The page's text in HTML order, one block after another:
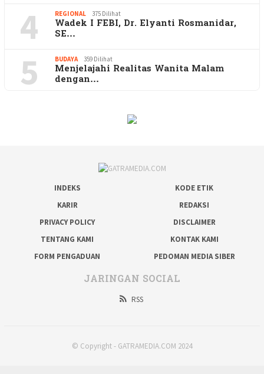
4 REGIONAL 375 Dilihat
Wadek I FEBI, Dr. Elyanti Rosmanidar,
SE…
5 BUDAYA 359 Dilihat
Menjelajahi Realitas Wanita Malam
dengan…
INDEKS
KODE ETIK
KARIR
REDAKSI
PRIVACY POLICY
DISCLAIMER
TENTANG KAMI
KONTAK KAMI
FORM PENGADUAN
PEDOMAN MEDIA SIBER
JARINGAN SOCIAL
RSS
© Copyright - GATRAMEDIA.COM 2024